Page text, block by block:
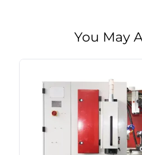
You May